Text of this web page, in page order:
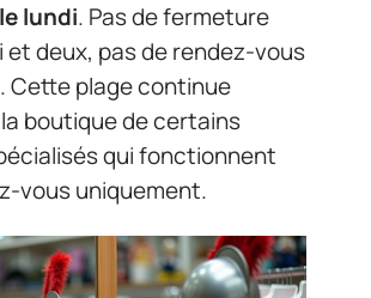
lundi. Pas de fermeture
et deux, pas de rendez-vous
Cette plage continue
boutique de certains
qui fonctionnent
vous uniquement.